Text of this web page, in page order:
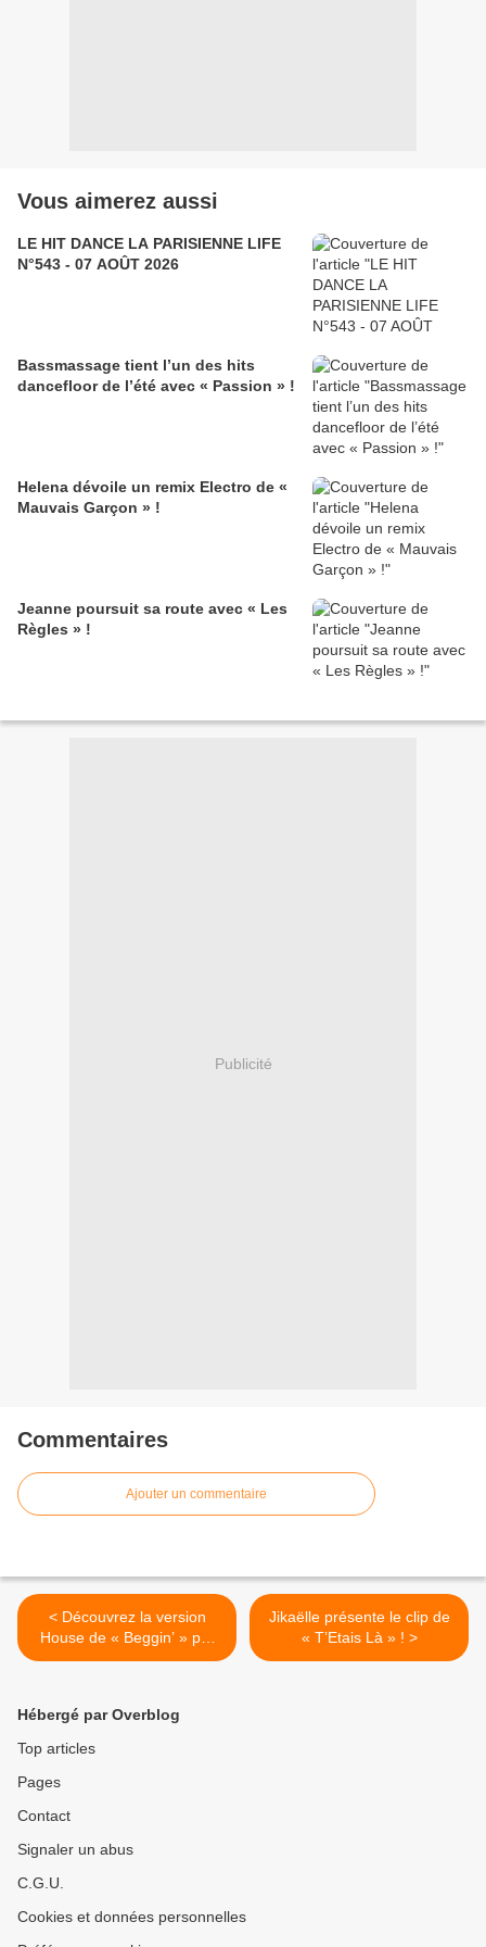
Vous aimerez aussi
LE HIT DANCE LA PARISIENNE LIFE
N°543 - 07 AOÛT 2026
Bassmassage tient l’un des hits
dancefloor de l’été avec « Passion » !
Helena dévoile un remix Electro de «
Mauvais Garçon » !
Jeanne poursuit sa route avec « Les
Règles » !
Publicité
Commentaires
Ajouter un commentaire
< Découvrez la version
House de « Beggin’ » par
Yvvan Back et Simon Fava !
Jikaëlle présente le clip de
« T’Etais Là » ! >
Hébergé par Overblog
Top articles
Pages
Contact
Signaler un abus
C.G.U.
Cookies et données personnelles